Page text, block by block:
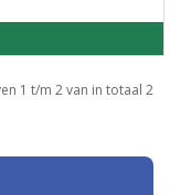
1 t/m 2 van in totaal 2